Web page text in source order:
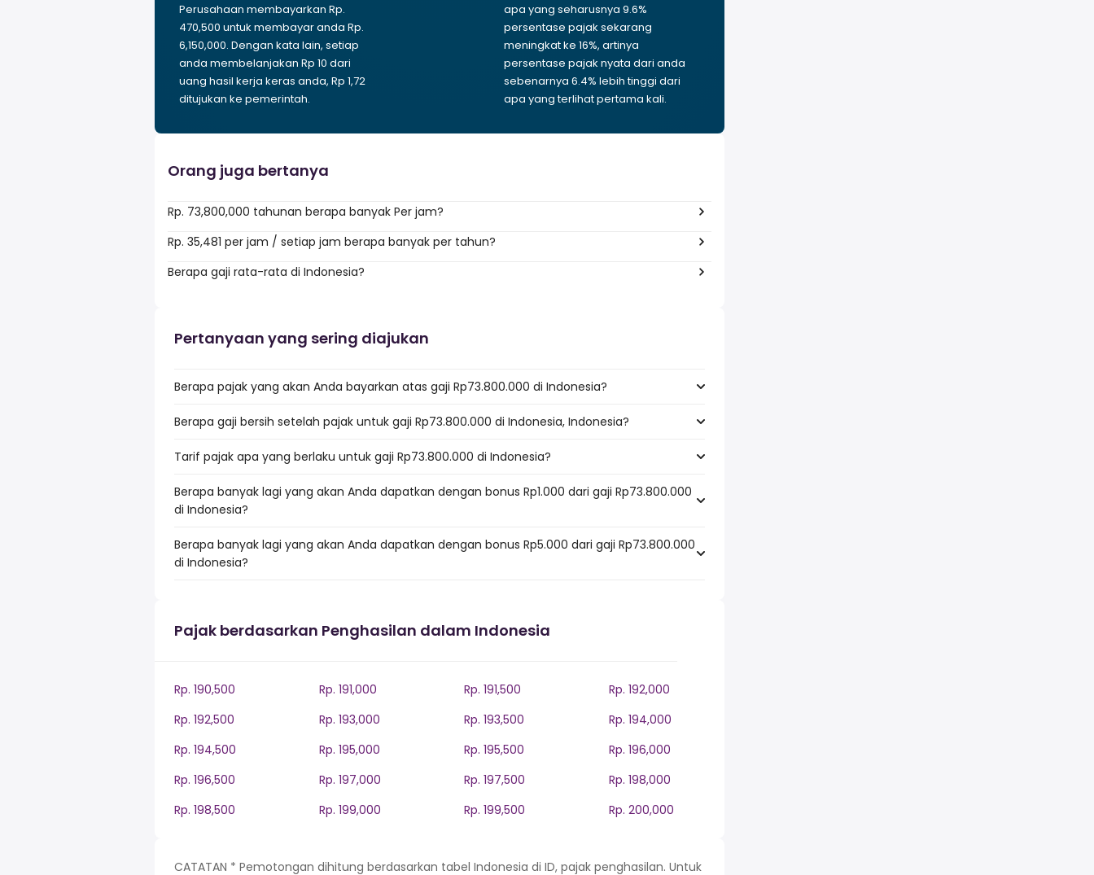
Perusahaan membayarkan Rp.
470,500 untuk membayar anda Rp.
6,150,000. Dengan kata lain, setiap
anda membelanjakan Rp 10 dari
uang hasil kerja keras anda, Rp 1,72
ditujukan ke pemerintah.
apa yang seharusnya 9.6%
persentase pajak sekarang
meningkat ke 16%, artinya
persentase pajak nyata dari anda
sebenarnya 6.4% lebih tinggi dari
apa yang terlihat pertama kali.
Orang juga bertanya
Rp. 73,800,000 tahunan berapa banyak Per jam?
Rp. 35,481 per jam / setiap jam berapa banyak per tahun?
Berapa gaji rata-rata di Indonesia?
Pertanyaan yang sering diajukan
Berapa pajak yang akan Anda bayarkan atas gaji Rp73.800.000 di Indonesia?
Berapa gaji bersih setelah pajak untuk gaji Rp73.800.000 di Indonesia, Indonesia?
Tarif pajak apa yang berlaku untuk gaji Rp73.800.000 di Indonesia?
Berapa banyak lagi yang akan Anda dapatkan dengan bonus Rp1.000 dari gaji Rp73.800.000
di Indonesia?
Berapa banyak lagi yang akan Anda dapatkan dengan bonus Rp5.000 dari gaji Rp73.800.000
di Indonesia?
Pajak berdasarkan Penghasilan dalam Indonesia
Rp. 190,500 Rp. 191,000 Rp. 191,500
Rp. 192,000
Rp. 192,500
Rp. 193,000 Rp. 193,500
Rp. 194,000
Rp. 194,500
Rp. 195,000 Rp. 195,500
Rp. 196,000
Rp. 196,500
Rp. 197,000 Rp. 197,500
Rp. 198,000
Rp. 198,500
Rp. 199,000 Rp. 199,500 Rp. 200,000
CATATAN * Pemotongan dihitung berdasarkan tabel Indonesia di ID, pajak penghasilan. Untuk